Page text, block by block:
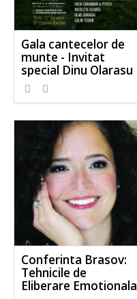
Gala cantecelor de
munte - Invitat
special Dinu Olarasu
Conferinta Brasov:
Tehnicile de
Eliberare Emotionala